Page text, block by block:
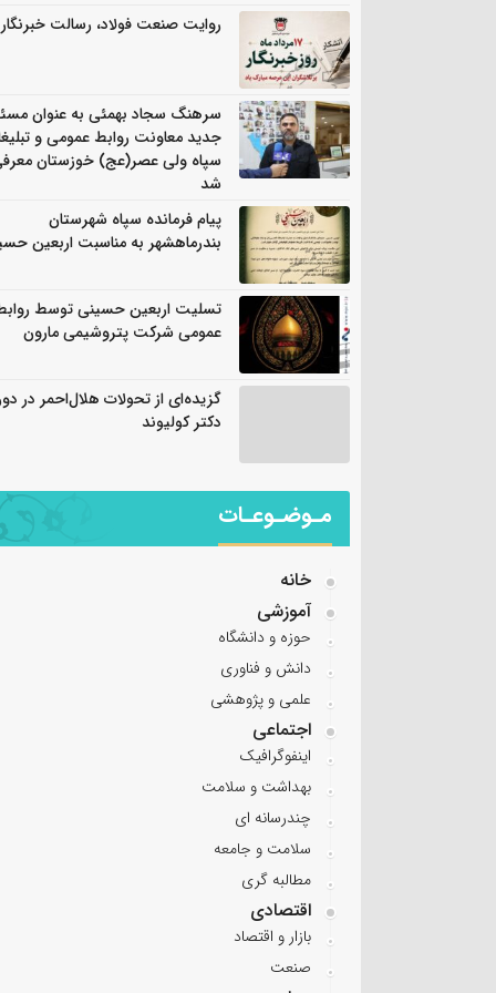
روایت صنعت فولاد،‌ رسالت خبرنگار
سرهنگ سجاد بهمئی به عنوان
جدید معاونت روابط عمومی و
سپاه ولی عصر(عج) خوزستان
شد
پیام فرمانده سپاه شهرستان
بندرماهشهر به مناسبت اربعین
تسلیت اربعین حسینی توسط
عمومی شرکت پتروشیمی مارون
گزیده‌ای از تحولات هلال‌احمر در
دکتر کولیوند
مـوضـوعـات
خانه
آموزشی
حوزه و دانشگاه
دانش و فناوری
علمی و پژوهشی
اجتماعی
اینفوگرافیک
بهداشت و سلامت
چندرسانه ای
سلامت و جامعه
مطالبه گری
اقتصادی
بازار و اقتصاد
صنعت